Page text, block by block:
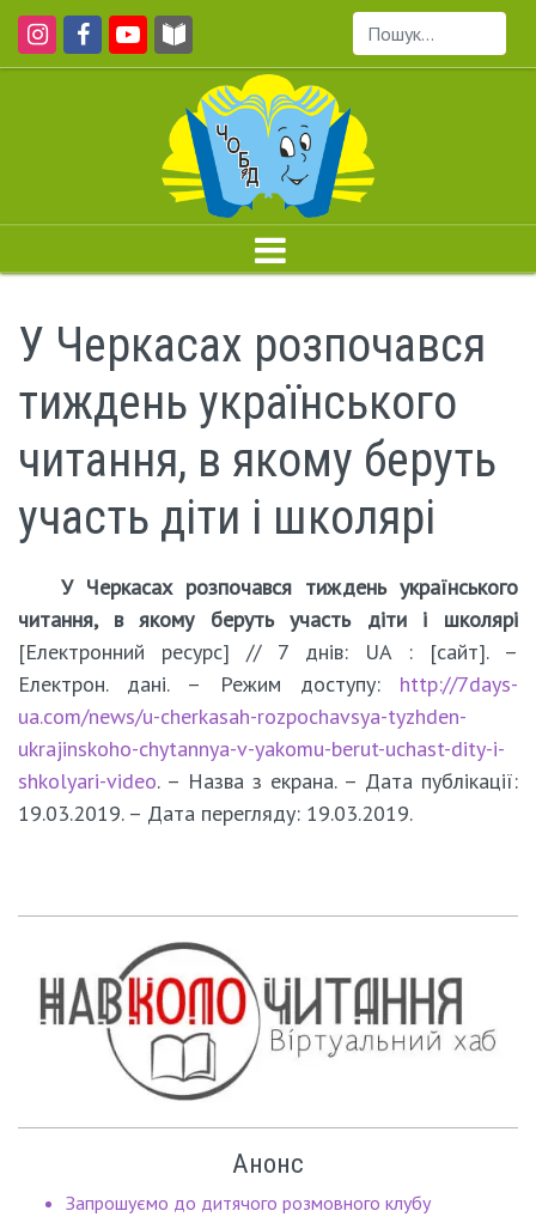
Пошук...
У Черкасах розпочався
тиждень українського
читання, в якому беруть
участь діти і школярі
У Черкасах розпочався тиждень українського
читання, в якому беруть участь діти і школярі
[Електронний ресурс] // 7 днів: UA : [сайт]. –
Електрон. дані. – Режим доступу: http://7days-
ua.com/news/u-cherkasah-rozpochavsya-tyzhden-
ukrajinskoho-chytannya-v-yakomu-berut-uchast-dity-i-
shkolyari-video. – Назва з екрана. – Дата публікації:
19.03.2019. – Дата перегляду: 19.03.2019.
Анонс
Запрошуємо до дитячого розмовного клубу